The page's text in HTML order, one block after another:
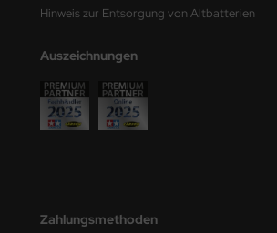
Hinweis zur Entsorgung von Altbatterien
Auszeichnungen
Zahlungsmethoden
Hobby
Decals